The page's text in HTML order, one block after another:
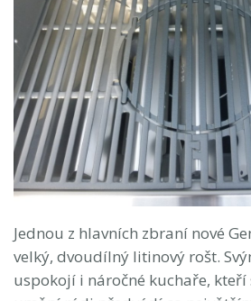
Jednou z hlavních zbraní nové
velký, dvoudílný litinový rošt.
uspokojí i náročné kuchaře, kteří